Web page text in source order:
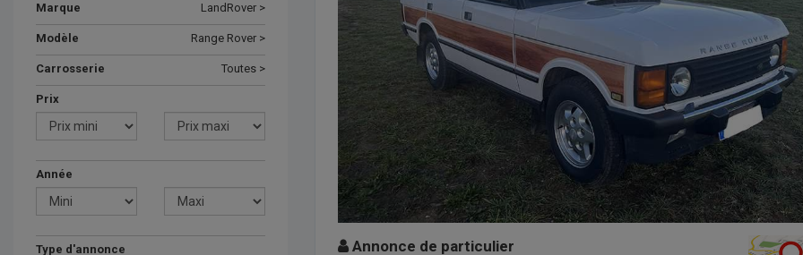
Marque LandRover >
Modèle Range Rover >
Carrosserie Toutes >
Prix
Année
Type d'annonce Annonce de particulier